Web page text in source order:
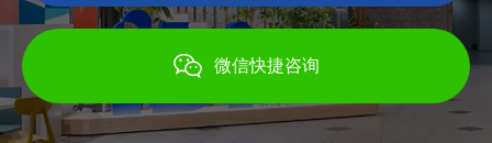
微信快捷咨询